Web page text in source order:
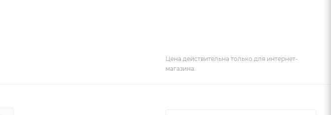
Цена действительна только для интернет-
магазина.